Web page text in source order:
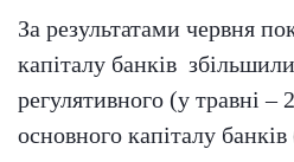
За результатами червня
капіталу банків
регулятивного (у травні –
основного капіталу